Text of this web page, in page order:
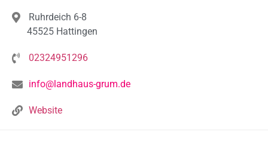
Ruhrdeich 6-8
45525 Hattingen
02324951296
info@landhaus-grum.de
Website